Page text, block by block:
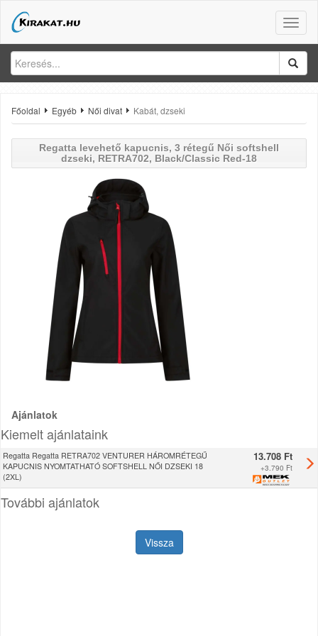
Toggle
Főoldal Egyéb Női divat Kabát, dzseki
Regatta levehető kapucnis, 3 rétegű Női softshell
dzseki, RETRA702, Black/Classic Red-18
Ajánlatok
Kiemelt ajánlataink
Regatta Regatta RETRA702 VENTURER HÁROMRÉTEGŰ
KAPUCNIS NYOMTATHATÓ SOFTSHELL NŐI DZSEKI 18
(2XL)
13.708 Ft
+3.790 Ft
További ajánlatok
Vissza